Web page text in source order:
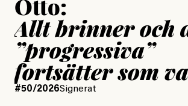
Otto:
Allt brinner och
”progressiva”
fortsätter som
#50/2026Signerat